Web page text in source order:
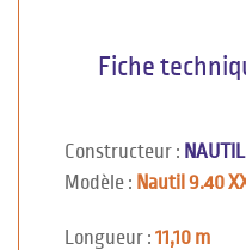
Fiche
Constructeur :
Modèle : Nautil 9.40
Longueur : 11,10 m